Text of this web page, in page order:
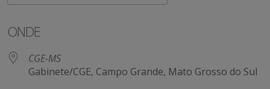
ONDE
CGE-MS
Gabinete/CGE, Campo Grande, Mato Grosso do Sul